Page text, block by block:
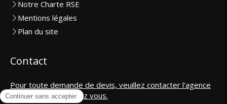
Notre Charte RSE
Mentions légales
Plan du site
Contact
Pour toute demande de devis, veuillez contacter l'agence
la plus proche de chez vous.